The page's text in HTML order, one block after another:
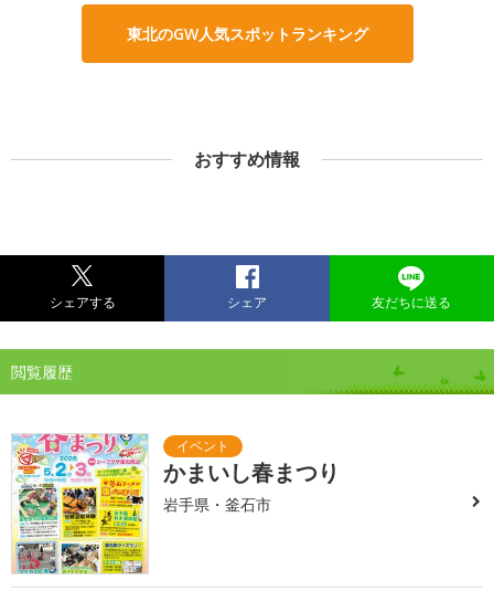
東北のGW人気スポットランキング
おすすめ情報
シェアする シェア 友だちに送る
閲覧履歴
かまいし春まつり
岩手県・釜石市